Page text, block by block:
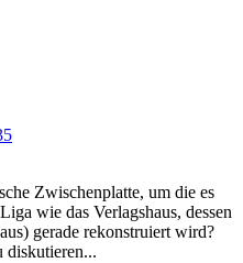
Zwischenplatte, um die es
wie das Verlagshaus, dessen
gerade rekonstruiert wird?
diskutieren...